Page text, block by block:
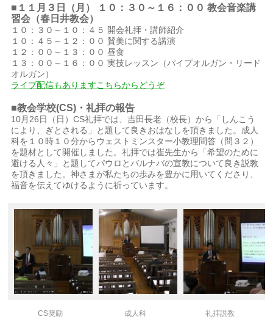
■１１月３日（月） １０：３０～１６：００ 教会音楽講
習会（春日井教会）
１０：３０～１０：４５ 開会礼拝・講師紹介
１０：４５～１２：００ 賛美に関する講演
１２：００～１３：００ 昼食
１３：００～１６：００ 実技レッスン（パイプオルガン・リード
オルガン）
ライブ配信もありますこちらからどうぞ
■教会学校(CS)・礼拝の報告
10月26日（日）CS礼拝では、吉田長老（校長）から「しんこう
により、ぎとされる」と題して良きおはなしを頂きました。成人
科を１０時１０分からウェストミンスター小教理問答（問３２）
を題材として開催しました。礼拝では崔先生から「希望のために
避ける人々」と題してパウロとバルナバの宣教について良き説教
を頂きました。神さまが私たちの歩みを豊かに用いてくださり、
福音を伝えてゆけるように祈っています。
CS奨励 成人科 礼拝説教